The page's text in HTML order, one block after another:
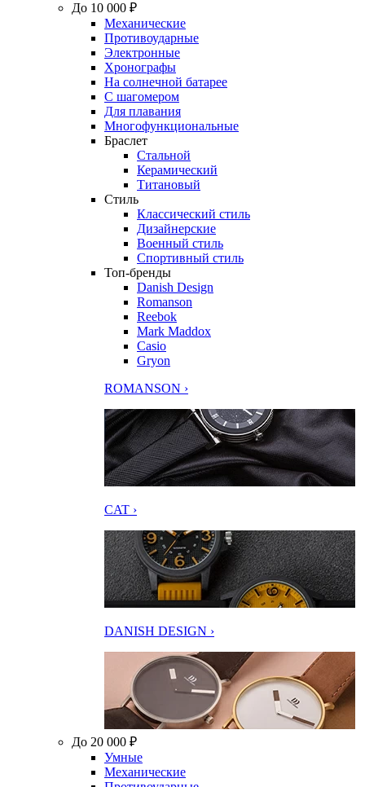
До 10 000 ₽
Механические
Противоударные
Электронные
Хронографы
На солнечной батарее
С шагомером
Для плавания
Многофункциональные
Браслет
Стальной
Керамический
Титановый
Стиль
Классический стиль
Дизайнерские
Военный стиль
Спортивный стиль
Топ-бренды
Danish Design
Romanson
Reebok
Mark Maddox
Casio
Gryon
ROMANSON ›
CAT ›
DANISH DESIGN ›
До 20 000 ₽
Умные
Механические